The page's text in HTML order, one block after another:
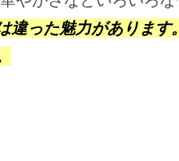
違った魅力があります